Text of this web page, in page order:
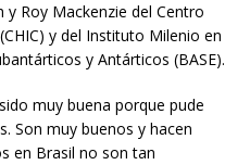
y Roy Mackenzie del Centro
y del Instituto Milenio en
y Antárticos (BASE).
muy buena porque pude
Son muy buenos y hacen
en Brasil no son tan